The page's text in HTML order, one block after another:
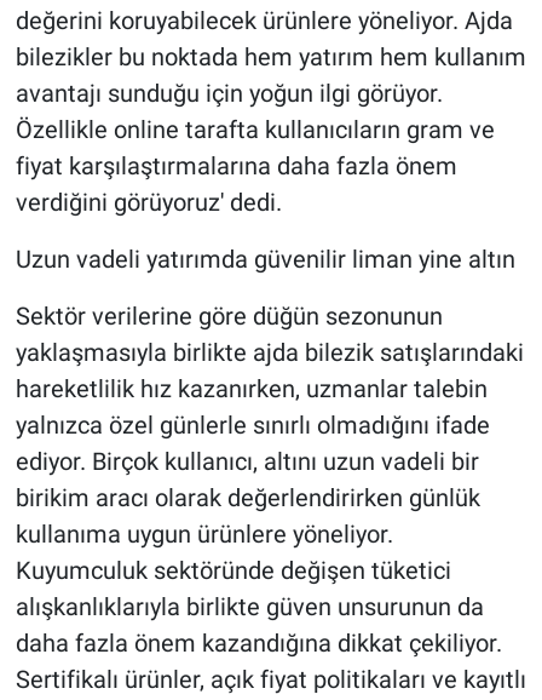
değerini koruyabilecek ürünlere yöneliyor. Ajda
bilezikler bu noktada hem yatırım hem kullanım
avantajı sunduğu için yoğun ilgi görüyor.
Özellikle online tarafta kullanıcıların gram ve
fiyat karşılaştırmalarına daha fazla önem
verdiğini görüyoruz' dedi.
Uzun vadeli yatırımda güvenilir liman yine altın
Sektör verilerine göre düğün sezonunun
yaklaşmasıyla birlikte ajda bilezik satışlarındaki
hareketlilik hız kazanırken, uzmanlar talebin
yalnızca özel günlerle sınırlı olmadığını ifade
ediyor. Birçok kullanıcı, altını uzun vadeli bir
birikim aracı olarak değerlendirirken günlük
kullanıma uygun ürünlere yöneliyor.
Kuyumculuk sektöründe değişen tüketici
alışkanlıklarıyla birlikte güven unsurunun da
daha fazla önem kazandığına dikkat çekiliyor.
Sertifikalı ürünler, açık fiyat politikaları ve kayıtlı